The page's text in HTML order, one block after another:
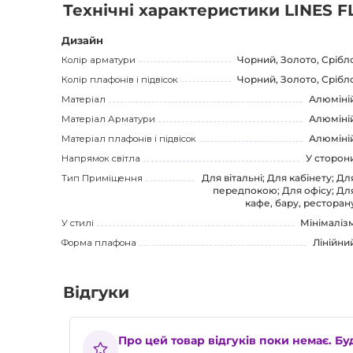
Зверніть увагу на LINES FL Торшер напольний в
стильний і сучасний акцент в ваш інтер'єр. Будьте у
світильника, який не тільки перетворить вашу
Технічні характеристики LINES
Дизайн
Колір арматури
Чорний, Золото,
Колір плафонів і підвісок
Чорний, Золото,
Матеріал
Матеріал Арматури
Матеріал плафонів і підвісок
Напрямок світла
У
Тип Приміщення
Для вітальні; Для кабінету;
передпокою; Для офісу;
кафе, бару,
У стилі
Форма плафона
Відгуки
Про цей товар відгуків поки немає.